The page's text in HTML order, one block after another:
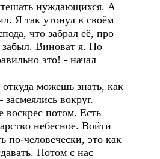
нуждающихся. А
Я так утонул в своём
что забрал её, про
Виноват я. Но
это! - начал
можешь знать, как
вокруг.
потом. Есть
небесное. Войти
по-человечески, это как
Потом с нас